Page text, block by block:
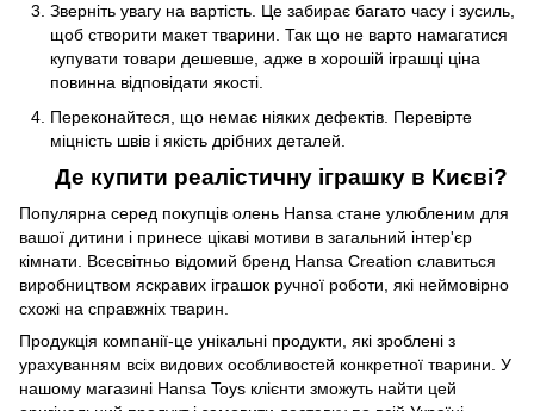
Зверніть увагу на вартість. Це забирає багато часу і зусиль,
щоб створити макеттварини. Так що не варто намагатися
купувати товари дешевше, адже в хорошій іграшці ціна
повинна відповідати якості.
Переконайтеся, що немає ніяких дефектів. Перевірте
міцність швів і якість дрібних деталей.
Де купити реалістичну іграшку в Києві?
Популярна серед покупців олень Hansa стане улюбленим для
вашої дитини і принесе цікаві мотиви в загальний інтер'єр
кімнати. Всесвітньо відомий бренд Hansa Creation славиться
виробництвом яскравих іграшок ручної роботи, які неймовірно
схожі на справжніх тварин.
Продукція компанії-це унікальні продукти, які зроблені з
урахуванням всіх видових особливостей конкретної тварини. У
нашому магазині Hansa Toys клієнти зможуть найти цей